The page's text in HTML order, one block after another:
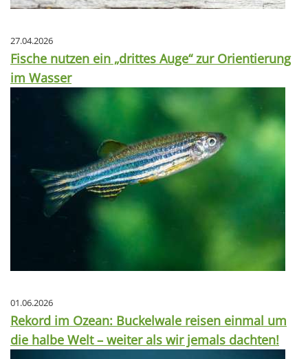
27.04.2026
Fische nutzen ein „drittes Auge“ zur Orientierung
im Wasser
01.06.2026
Rekord im Ozean: Buckelwale reisen einmal um
die halbe Welt – weiter als wir jemals dachten!